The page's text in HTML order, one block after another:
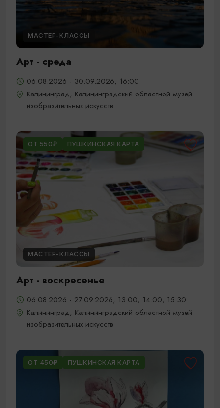
МАСТЕР-КЛАССЫ
Арт - среда
06.08.2026 - 30.09.2026, 16:00
Калининград, Калининградский областной музей
изобразительных искусств
ОТ 550₽ ПУШКИНСКАЯ КАРТА
МАСТЕР-КЛАССЫ
Арт - воскресенье
06.08.2026 - 27.09.2026, 13:00, 14:00, 15:30
Калининград, Калининградский областной музей
изобразительных искусств
ОТ 450₽ ПУШКИНСКАЯ КАРТА